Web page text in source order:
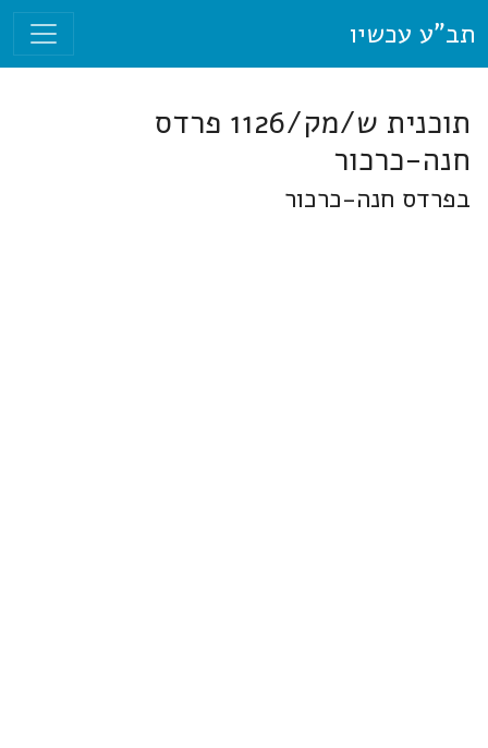
תב"ע עכשיו
תוכנית ש/מק/1126 פרדס
חנה-כרכור
בפרדס חנה-כרכור